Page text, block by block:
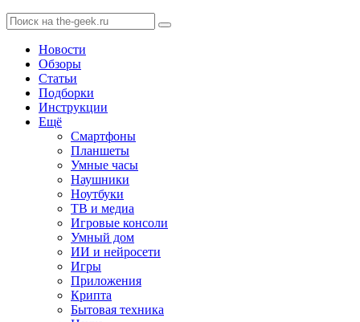
Новости
Обзоры
Статьи
Подборки
Инструкции
Ещё
Смартфоны
Планшеты
Умные часы
Наушники
Ноутбуки
ТВ и медиа
Игровые консоли
Умный дом
ИИ и нейросети
Игры
Приложения
Крипта
Бытовая техника